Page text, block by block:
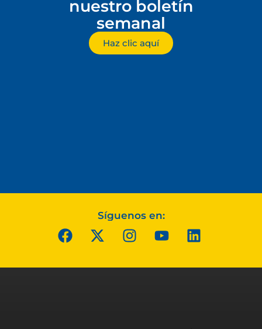
nuestro boletín
semanal
Haz clic aquí
Síguenos en: